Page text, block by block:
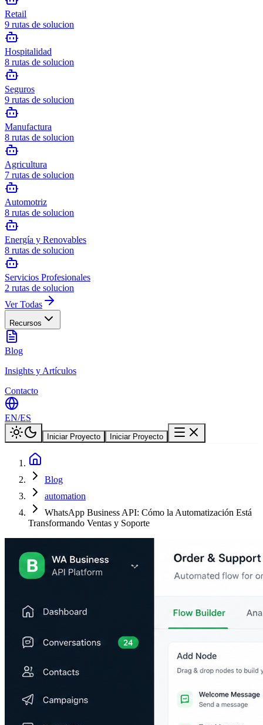
Retail
9 rutas de solucion
Hospitalidad
8 rutas de solucion
Seguros
9 rutas de solucion
Manufactura
8 rutas de solucion
Agricultura
7 rutas de solucion
Automotriz
8 rutas de solucion
Energía y Renovables
8 rutas de solucion
Servicios Profesionales
2 rutas de solucion
Ver Todas
Recursos
Blog
Insights y Artículos
Contacto
EN/ES
Iniciar Proyecto Iniciar Proyecto
Blog
automation
WhatsApp Business API: Cómo la Automatización Está
Transformando Ventas y Soporte